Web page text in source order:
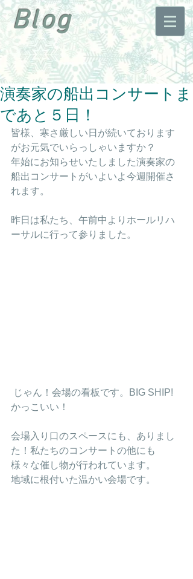
Blog
演奏家の船出コンサートま
であと５日！
皆様、寒さ厳しい日が続いております
がお元気でいらっしゃいますか？
年始にお知らせいたしました演奏家の
船出コンサートがいよいよ今週開催さ
れます。
昨日は私たち、午前中よりホールリハ
ーサルに行って参りました。
かっこいい！
会場入り口のスペースにも、ありまし
た！私たちのコンサートの他にも
様々な催し物が行われています。
地域に根付いた温かい会場です。